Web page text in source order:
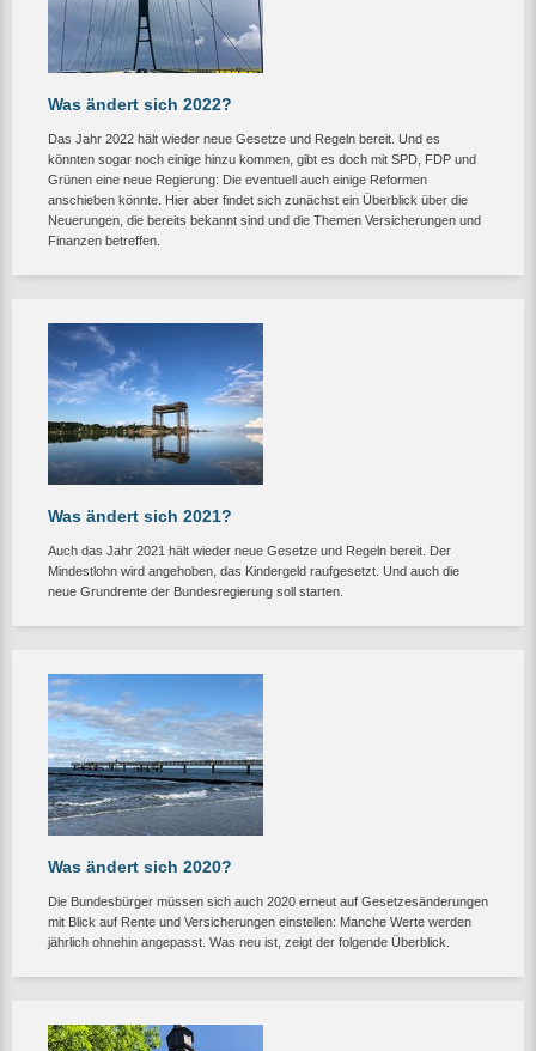
Was ändert sich 2022?
Das Jahr 2022 hält wieder neue Gesetze und Regeln bereit. Und es
könnten sogar noch einige hinzu kommen, gibt es doch mit SPD, FDP und
Grünen eine neue Regierung: Die eventuell auch einige Reformen
anschieben könnte. Hier aber findet sich zunächst ein Überblick über die
Neuerungen, die bereits bekannt sind und die Themen Versicherungen und
Finanzen betreffen.
Was ändert sich 2021?
Auch das Jahr 2021 hält wieder neue Gesetze und Regeln bereit. Der
Mindestlohn wird angehoben, das Kindergeld raufgesetzt. Und auch die
neue Grundrente der Bundesregierung soll starten.
Was ändert sich 2020?
Die Bundesbürger müssen sich auch 2020 erneut auf Gesetzesänderungen
mit Blick auf Rente und Versicherungen einstellen: Manche Werte werden
jährlich ohnehin angepasst. Was neu ist, zeigt der folgende Überblick.